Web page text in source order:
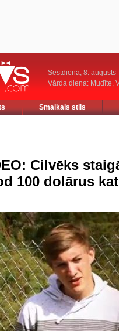
Sestdiena, 8. augusts
Vārda diena: Mudīte,
Smalkais stils
Cilvēks
100 dolārus